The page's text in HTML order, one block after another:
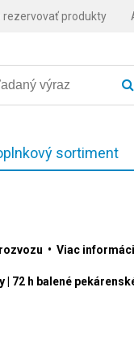
rezervovať produkty
sortiment
• Viac
72 h balené